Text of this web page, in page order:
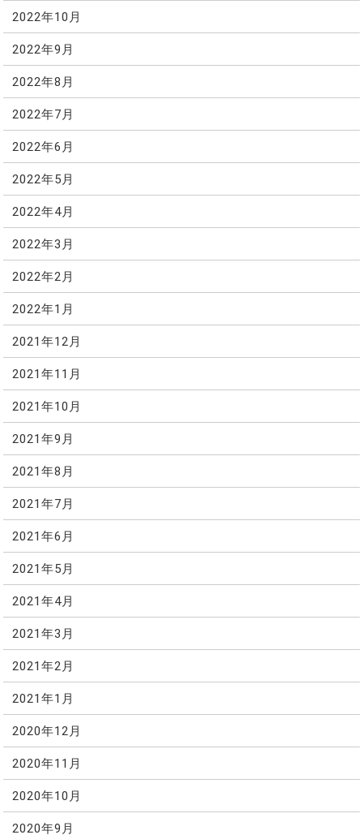
2022年10月
2022年9月
2022年8月
2022年7月
2022年6月
2022年5月
2022年4月
2022年3月
2022年2月
2022年1月
2021年12月
2021年11月
2021年10月
2021年9月
2021年8月
2021年7月
2021年6月
2021年5月
2021年4月
2021年3月
2021年2月
2021年1月
2020年12月
2020年11月
2020年10月
2020年9月